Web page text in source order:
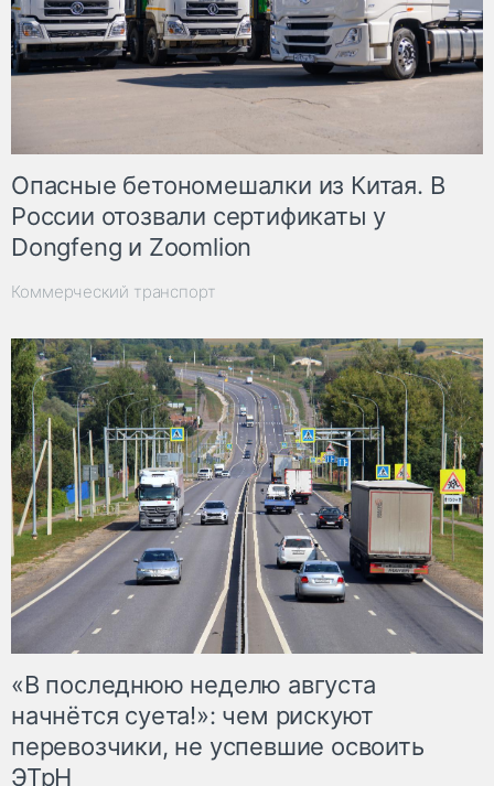
Опасные бетономешалки из Китая. В
России отозвали сертификаты у
Dongfeng и Zoomlion
Коммерческий транспорт
«В последнюю неделю августа
начнётся суета!»: чем рискуют
перевозчики, не успевшие освоить
ЭТрН